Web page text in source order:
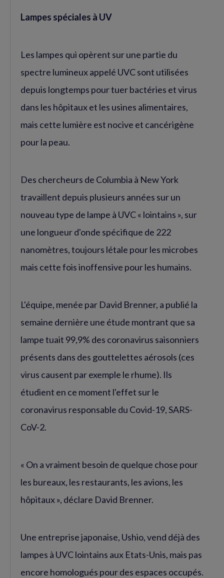
Lampes spéciales à UV
Les lampes qui opèrent sur une partie du
spectre lumineux appelé UVC sont utilisées
depuis longtemps pour tuer bactéries et virus
dans les hôpitaux et les usines alimentaires,
mais cette lumière est nocive et cancérigène
pour la peau.
Des chercheurs de Columbia à New York
travaillent depuis plusieurs années sur un
nouveau type de lampe à UVC « lointains », sur
une longueur d'onde spécifique de 222
nanomètres, toujours létale pour les microbes
mais cette fois inoffensive pour les humains.
L'équipe, menée par David Brenner, a publié la
semaine dernière une étude montrant que sa
lampe tuait 99,9% des coronavirus saisonniers
présents dans des gouttelettes aérosols (ces
virus causent par exemple le rhume). Ils
étudient en ce moment l'effet sur le
coronavirus responsable du Covid-19, SARS-
CoV-2.
« On a vraiment besoin de quelque chose pour
les bureaux, les restaurants, les avions, les
hôpitaux », déclare David Brenner.
Une entreprise japonaise, Ushio, vend déjà des
lampes à UVC lointains aux Etats-Unis, mais pas
encore homologués pour des espaces occupés.